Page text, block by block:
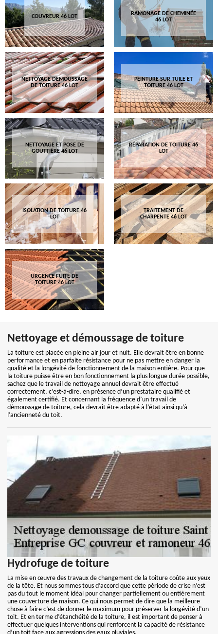
COUVREUR 46 LOT
RAMONAGE DE CHEMINÉE
46 LOT
NETTOYAGE DEMOUSSAGE
DE TOITURE 46 LOT
PEINTURE SUR TUILE ET
TOITURE 46 LOT
NETTOYAGE ET POSE DE
GOUTTIÈRE 46 LOT
RÉPARATION DE TOITURE 46
LOT
ISOLATION DE TOITURE 46
LOT
TRAITEMENT DE
CHARPENTE 46 LOT
URGENCE FUITE DE
TOITURE 46 LOT
Nettoyage et démoussage de toiture
La toiture est placée en pleine air jour et nuit. Elle devrait être en bonne
performance et en parfaite résistance pour ne pas mettre en danger la
qualité et la longévité de fonctionnement de la maison entière. Pour que
la toiture puisse être en bon fonctionnement la plus longue durée possible,
sachez que le travail de nettoyage annuel devrait être effectué
correctement, c’est-à-dire, en présence d’un prestataire qualifié et
également certifié. Et concernant la fréquence d’un travail de
démoussage de toiture, cela devrait être adapté à l’état ainsi qu’à
l’ancienneté du toit.
Hydrofuge de toiture
La mise en œuvre des travaux de changement de la toiture coûte aux yeux
de la tête. Et nous sommes tous d’accord que cette période de crise n’est
pas du tout le moment idéal pour changer partiellement ou entièrement
une couverture de maison. Ce qui nous permet de dire que la meilleure
chose à faire c’est de donner le maximum pour préserver la longévité d’un
toit. Et en terme d’étanchéité de la toiture, il est important de penser à
effectuer quelques interventions qui renforcent la capacité de résistance